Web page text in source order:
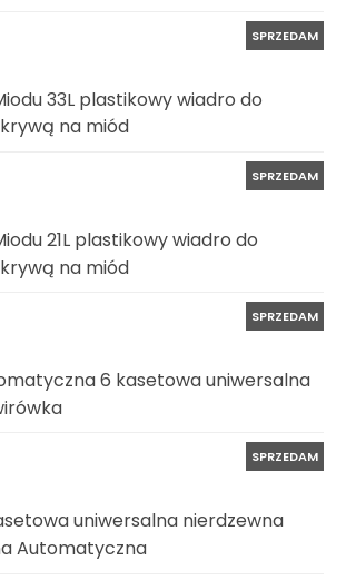
SPRZEDAM
33L plastikowy wiadro do
na miód
SPRZEDAM
21L plastikowy wiadro do
na miód
SPRZEDAM
6 kasetowa uniwersalna
SPRZEDAM
uniwersalna nierdzewna
Automatyczna